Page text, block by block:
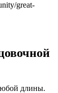
great-
длины.